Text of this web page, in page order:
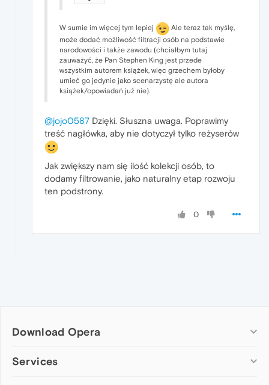
W sumie im więcej tym lepiej
Ale teraz tak myślę,
może dodać możliwość filtracji osób na podstawie
narodowości i także zawodu (chciałbym tutaj
zauważyć, że Pan Stephen King jest przede
wszystkim autorem książek, więc grzechem byłoby
umieć go jedynie jako scenarzystę ale autora
książek/opowiadań już nie).
@jojo0587 Dzięki. Słuszna uwaga. Poprawimy
treść nagłówka, aby nie dotyczył tylko reżyserów
Jak zwiększy nam się ilość kolekcji osób, to
dodamy filtrowanie, jako naturalny etap rozwoju
ten podstrony.
0
Download Opera
Computer browsers
Services